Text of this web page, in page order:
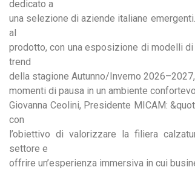
dedicato a
una selezione di aziende italiane
al
prodotto, con una esposizione di modelli
trend
della stagione Autunno/Inverno
momenti di pausa in un ambiente
Giovanna Ceolini, Presidente MICAM:
con
l’obiettivo di valorizzare la filiera
settore e
offrire un’esperienza immersiva in cui